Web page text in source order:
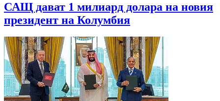
САЩ дават 1 милиард долара на новия
президент на Колумбия